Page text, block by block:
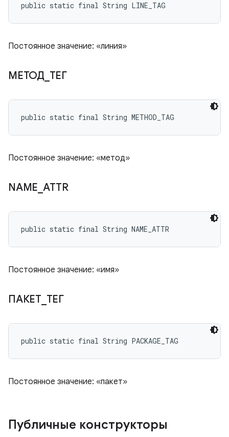
public static final String LINE_TAG
Постоянное значение: «линия»
МЕТОД_ ТЕГ
public static final String METHOD_TAG
Постоянное значение: «метод»
NAME ATTR
public static final String NAME_ATTR
Постоянное значение: «имя»
ПАКЕТ ТЕГ
public static final String PACKAGE_TAG
Постоянное значение: «пакет»
Публичные конструкторы